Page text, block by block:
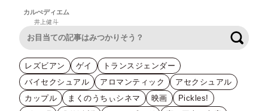
カルぺディエム
井上健斗
レズビアン ゲイ
トランスジェンダー
バイセクシュアル
アロマンティック
アセクシュアル
カップル
まくのうちぃシネマ 映画
Pickles!